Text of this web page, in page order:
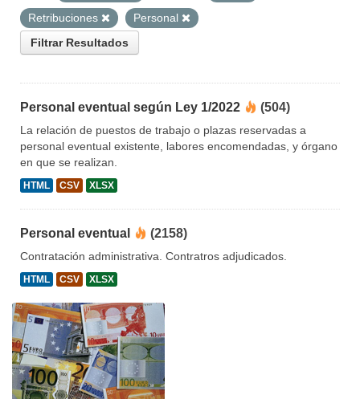
Retribuciones
Personal
Filtrar Resultados
Personal eventual según Ley 1/2022 (504)
La relación de puestos de trabajo o plazas reservadas a
personal eventual existente, labores encomendadas, y órgano
en que se realizan.
HTML CSV XLSX
Personal eventual (2158)
Contratación administrativa. Contratros adjudicados.
HTML CSV XLSX